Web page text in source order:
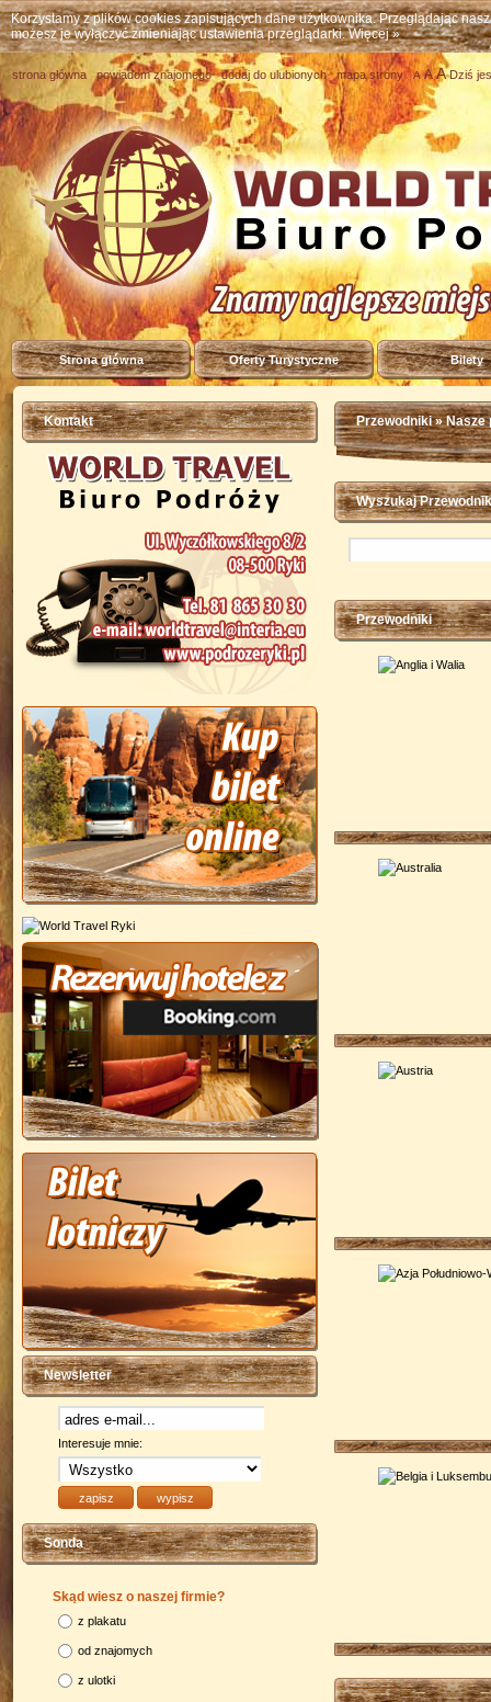
Korzystamy z plików cookies zapisujących dane użytkownika. Przeglądając
możesz je wyłączyć zmieniając ustawienia przeglądarki.Więcej »
strona główna powiadom znajomego dodaj do ulubionych mapa strony A A ADziś
Strona główna Oferty Turystyczne Bilety
Kontakt
Newsletter
Interesuje mnie:
Sonda
Skąd wiesz o naszej firmie?
z plakatu
od znajomych
z ulotki
Przewodniki» Nasze
Wyszukaj Przewodnik
Przewodniki